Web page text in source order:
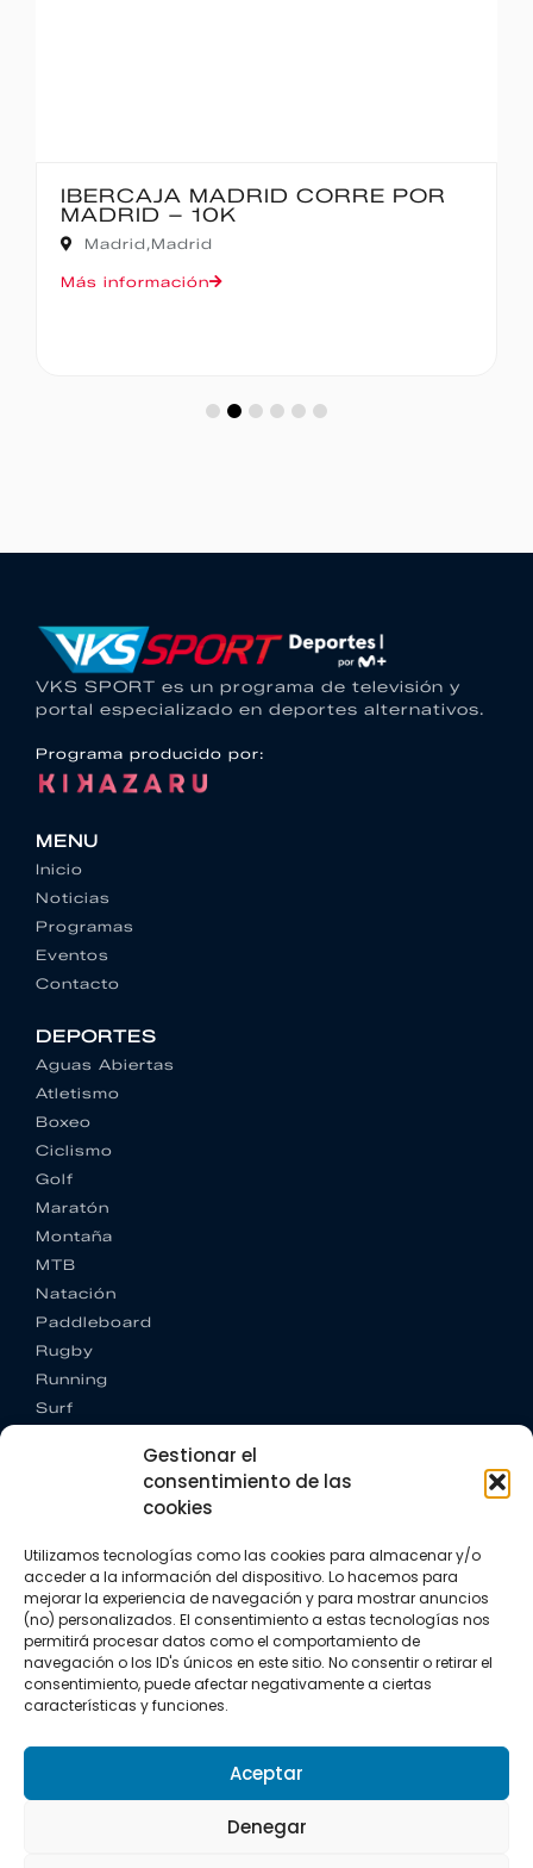
Gestionar el
consentimiento de las
cookies
Utilizamos tecnologías como las cookies para almacenar y/o
acceder a la información del dispositivo. Lo hacemos para
mejorar la experiencia de navegación y para mostrar anuncios
(no) personalizados. El consentimiento a estas tecnologías nos
permitirá procesar datos como el comportamiento de
navegación o los ID's únicos en este sitio. No consentir o retirar el
consentimiento, puede afectar negativamente a ciertas
características y funciones.
Aceptar
Denegar
IBERCAJA MADRID CORRE POR
MADRID – 10K
Madrid,Madrid
Más información
VKS SPORT es un programa de televisión y
portal especializado en deportes alternativos.
Programa producido por:
MENU
Inicio
Noticias
Programas
Eventos
Contacto
DEPORTES
Aguas Abiertas
Atletismo
Boxeo
Ciclismo
Golf
Maratón
Montaña
MTB
Natación
Paddleboard
Rugby
Running
Surf
CONTACTO
+34 662 342 177
info@vkssport.com
SÍGUENOS
Política de privacidad
Política de cookies